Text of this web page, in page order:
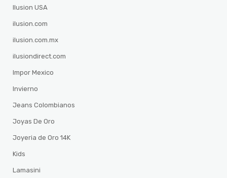
Ilusion USA
ilusion.com
ilusion.com.mx
ilusiondirect.com
Impor Mexico
Invierno
Jeans Colombianos
Joyas De Oro
Joyeria de Oro 14K
Kids
Lamasini